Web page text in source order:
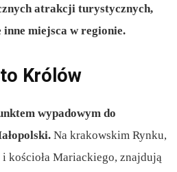
atrakcji turystycznych,
miejsca w regionie.
Królów
wypadowym do
Na krakowskim Rynku,
kościoła Mariackiego, znajdują